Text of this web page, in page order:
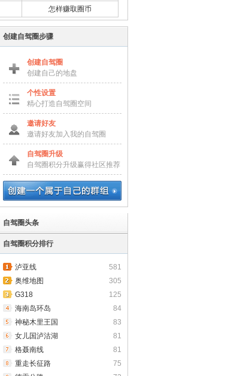
怎样赚取圈币
创建自驾圈步骤
创建自驾圈
创建自己的地盘
个性设置
精心打造自驾圈空间
邀请好友
邀请好友加入我的自驾圈
自驾圈升级
自驾圈积分升级赢得社区推荐
自驾圈头条
自驾圈积分排行
581
泸亚线
305
奥维地图
125
G318
84
海南岛环岛
83
神秘木里王国
81
女儿国泸沽湖
81
格聂南线
75
重走长征路